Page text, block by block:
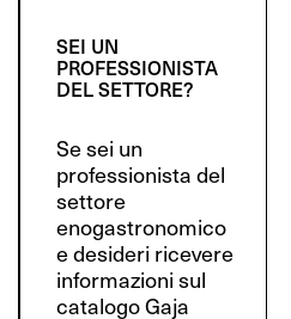
SEI UN
PROFESSIONISTA
DEL SETTORE?
Se sei un
professionista del
settore
enogastronomico
e desideri ricevere
informazioni sul
catalogo Gaja